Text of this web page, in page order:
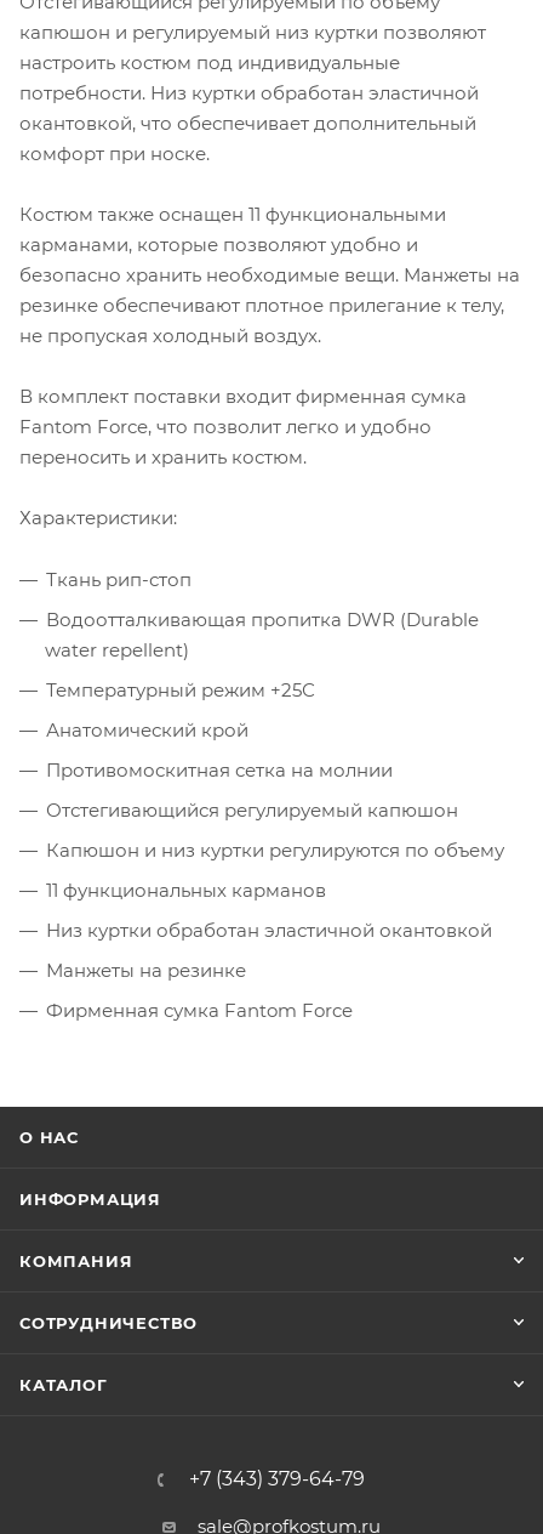
капюшон и регулируемый низ куртки позволяют
настроить костюм под индивидуальные
потребности. Низ куртки обработан эластичной
окантовкой, что обеспечивает дополнительный
комфорт при носке.
Костюм также оснащен 11 функциональными
карманами, которые позволяют удобно и
безопасно хранить необходимые вещи. Манжеты на
резинке обеспечивают плотное прилегание к телу,
не пропуская холодный воздух.
В комплект поставки входит фирменная сумка
Fantom Force, что позволит легко и удобно
переносить и хранить костюм.
Характеристики:
Ткань рип-стоп
Водоотталкивающая пропитка DWR (Durable
water repellent)
Температурный режим +25С
Анатомический крой
Противомоскитная сетка на молнии
Отстегивающийся регулируемый капюшон
Капюшон и низ куртки регулируются по объему
11 функциональных карманов
Низ куртки обработан эластичной окантовкой
Манжеты на резинке
Фирменная сумка Fantom Force
О НАС
ИНФОРМАЦИЯ
КОМПАНИЯ
СОТРУДНИЧЕСТВО
КАТАЛОГ
+7 (343) 379-64-79
sale@profkostum.ru